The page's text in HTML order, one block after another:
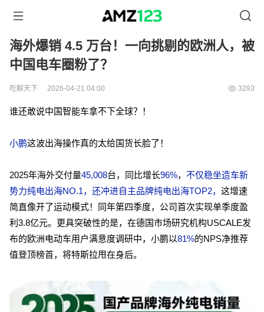
海外爆销 4.5 万台！一向挑剔的欧洲人，被
中国电车圈粉了？
吃鲸天下 2026-04-21 04:00 3293
谁还敢说中国智能车拿不下全球？！
小鹏这波出海操作真的太给国货长脸了！
2025年海外交付量45,008台，同比增长96%， 不仅稳坐造车新
势力纯电出海NO.1，还冲进自主品牌纯电出海TOP2， 这增速
简直像开了运动模式！同年第四季度，公司首次实现单季度盈
利3.8亿元。更具突破性的是，在德国市场研究机构USCALE发
布的欧洲电动车用户满意度调研中，小鹏以81%的NPS净推荐
值登顶榜首，将特斯拉甩在身后。